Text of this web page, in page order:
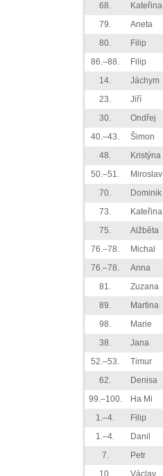
68.
Kateřina
79.
Aneta
80.
Filip
86.–88.
Filip
14.
Jáchym
23.
Jiří
30.
Ondřej
40.–43.
Šimon
48.
Kristýna
50.–51.
Miroslav
70.
Dominik
73.
Kateřina
75.
Alžběta
76.–78.
Michal
76.–78.
Anna
81.
Zuzana
89.
Martina
98.
Marie
38.
Jana
52.–53.
Timur
62.
Denisa
99.–100.
Ha Mi
1.–4.
Filip
1.–4.
Danil
7.
Petr
10.
Václav